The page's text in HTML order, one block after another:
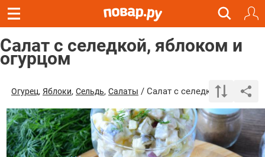
Салат с селедкой, яблоком и
огурцом
Огурец, Яблоки, Сельдь, Салаты / Салат с селедкой, яблоком